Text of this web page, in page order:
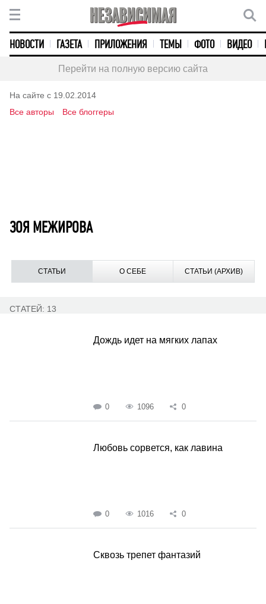
НОВОСТИ ГАЗЕТА ПРИЛОЖЕНИЯ ТЕМЫ ФОТО ВИДЕО
Перейти на полную версию сайта
На сайте с 19.02.2014
Все авторы
Все блоггеры
ЗОЯ МЕЖИРОВА
СТАТЬИ О СЕБЕ СТАТЬИ (АРХИВ)
СТАТЕЙ: 13
Дождь идет на мягких лапах
0 1096 0
Любовь сорвется, как лавина
0 1016 0
Сквозь трепет фантазий